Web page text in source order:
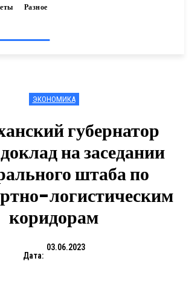
Разное
ЭКОНОМИКА
губернатор
на заседании
штаба по
логистическим
коридорам
Дата:
03.06.2023